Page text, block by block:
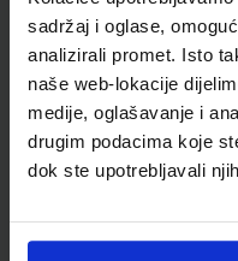
sadržaj i oglase,
analizirali promet. Isto
naše web-lokacije
medije, oglašavanje i
drugim podacima koje
dok ste upotrebljavali
Koš za
visina 345